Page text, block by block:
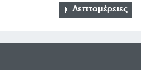
Λεπτομέρειες